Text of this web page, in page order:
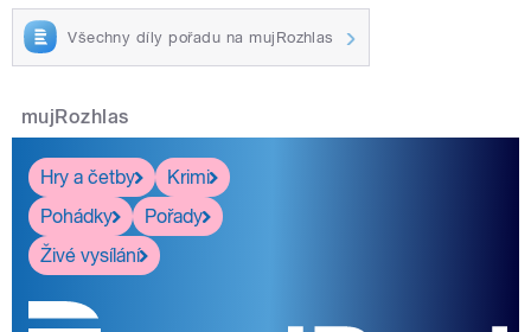
Všechny díly pořadu na mujRozhlas
mujRozhlas
Hry a četby
Krimi
Pohádky
Pořady
Živé vysílání